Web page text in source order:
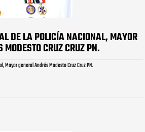
DE LA POLICÍA NACIONAL, MAYOR
CRUZ CRUZ PN.